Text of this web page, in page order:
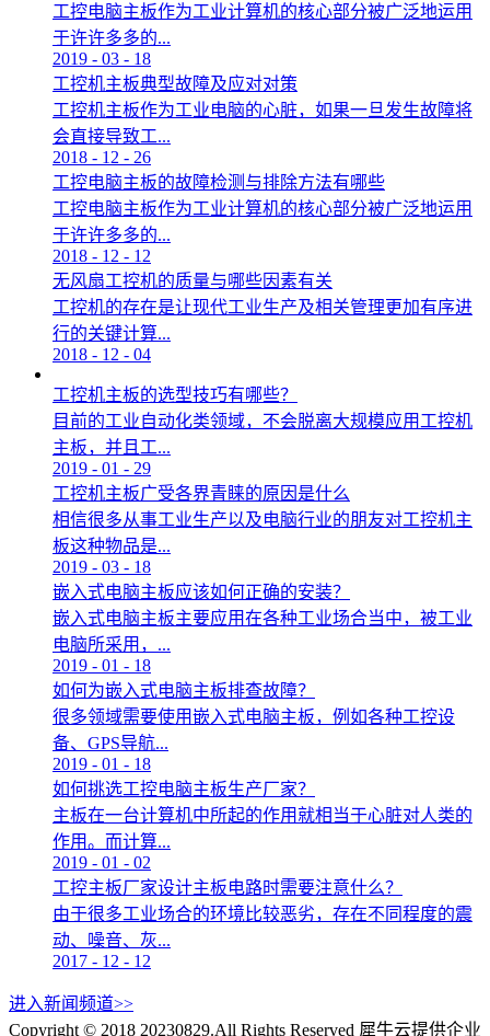
工控电脑主板作为工业计算机的核心部分被广泛地运用
于许许多多的...
2019 - 03 - 18
工控机主板典型故障及应对对策
工控机主板作为工业电脑的心脏，如果一旦发生故障将
会直接导致工...
2018 - 12 - 26
工控电脑主板的故障检测与排除方法有哪些
工控电脑主板作为工业计算机的核心部分被广泛地运用
于许许多多的...
2018 - 12 - 12
无风扇工控机的质量与哪些因素有关
工控机的存在是让现代工业生产及相关管理更加有序进
行的关键计算...
2018 - 12 - 04
工控机主板的选型技巧有哪些？
目前的工业自动化类领域，不会脱离大规模应用工控机
主板，并且工...
2019 - 01 - 29
工控机主板广受各界青睐的原因是什么
相信很多从事工业生产以及电脑行业的朋友对工控机主
板这种物品是...
2019 - 03 - 18
嵌入式电脑主板应该如何正确的安装？
嵌入式电脑主板主要应用在各种工业场合当中，被工业
电脑所采用，...
2019 - 01 - 18
如何为嵌入式电脑主板排查故障？
很多领域需要使用嵌入式电脑主板，例如各种工控设
备、GPS导航...
2019 - 01 - 18
如何挑选工控电脑主板生产厂家？
主板在一台计算机中所起的作用就相当于心脏对人类的
作用。而计算...
2019 - 01 - 02
工控主板厂家设计主板电路时需要注意什么？
由于很多工业场合的环境比较恶劣，存在不同程度的震
动、噪音、灰...
2017 - 12 - 12
进入新闻频道>>
Copyright © 2018 20230829.All Rights Reserved 犀牛云提供企业